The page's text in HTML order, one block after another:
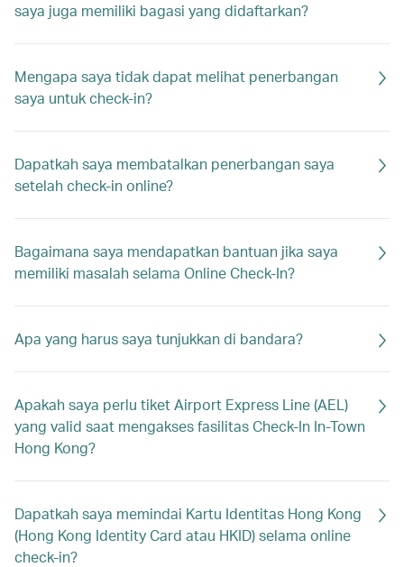
saya juga memiliki bagasi yang didaftarkan?
Mengapa saya tidak dapat melihat penerbangan
saya untuk check-in?
Dapatkah saya membatalkan penerbangan saya
setelah check-in online?
Bagaimana saya mendapatkan bantuan jika saya
memiliki masalah selama Online Check-In?
Apa yang harus saya tunjukkan di bandara?
Apakah saya perlu tiket Airport Express Line (AEL)
yang valid saat mengakses fasilitas Check-In In-Town
Hong Kong?
Dapatkah saya memindai Kartu Identitas Hong Kong
(Hong Kong Identity Card atau HKID) selama online
check-in?